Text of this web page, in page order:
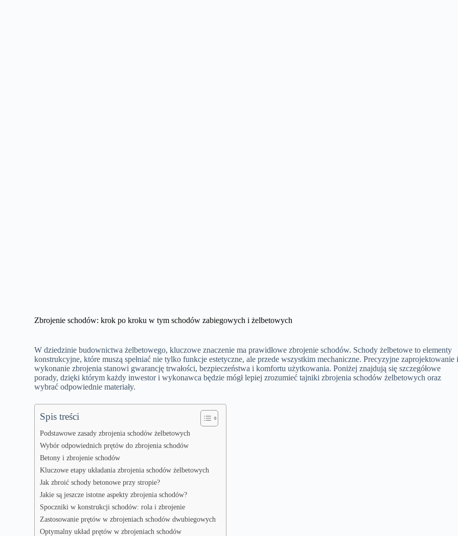
Zbrojenie schodów: krok po kroku w tym schodów zabiegowych i żelbetowych
W dziedzinie budownictwa żelbetowego, kluczowe znaczenie ma prawidłowe zbrojenie schodów. Schody żelbetowe to elementy
konstrukcyjne, które muszą spełniać nie tylko funkcje estetyczne, ale przede wszystkim mechaniczne. Precyzyjne zaprojektowanie
wykonanie zbrojenia stanowi gwarancję trwałości, bezpieczeństwa i komfortu użytkowania. Poniżej znajdują się szczegółowe
porady, dzięki którym każdy inwestor i wykonawca będzie mógł lepiej zrozumieć tajniki zbrojenia schodów żelbetowych oraz
wybrać odpowiednie materiały.
Spis treści
Podstawowe zasady zbrojenia schodów żelbetowych
Wybór odpowiednich prętów do zbrojenia schodów
Betony i zbrojenie schodów
Kluczowe etapy układania zbrojenia schodów żelbetowych
Jak zbroić schody betonowe przy stropie?
Jakie są jeszcze istotne aspekty zbrojenia schodów?
Spoczniki w konstrukcji schodów: rola i zbrojenie
Zastosowanie prętów w zbrojeniach schodów dwubiegowych
Optymalny układ prętów w zbrojeniach schodów